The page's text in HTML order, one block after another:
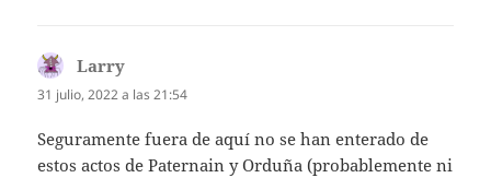
Larry
31 julio, 2022 a las 21:54
Seguramente fuera de aquí no se han enterado de
estos actos de Paternain y Orduña (probablemente ni